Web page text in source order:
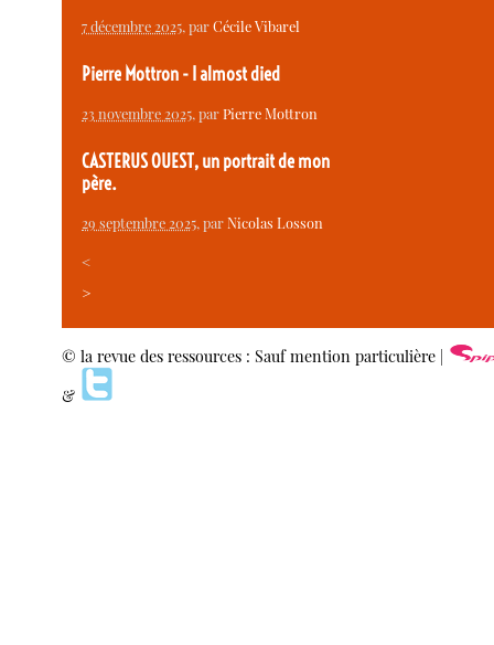
7 décembre 2025, parCécile Vibarel
Pierre Mottron - I almost died
23 novembre 2025, parPierre Mottron
CASTERUS OUEST, un portrait de mon
père.
29 septembre 2025, parNicolas Losson
<
>
© la revue des ressources : Sauf mention particulière |
&